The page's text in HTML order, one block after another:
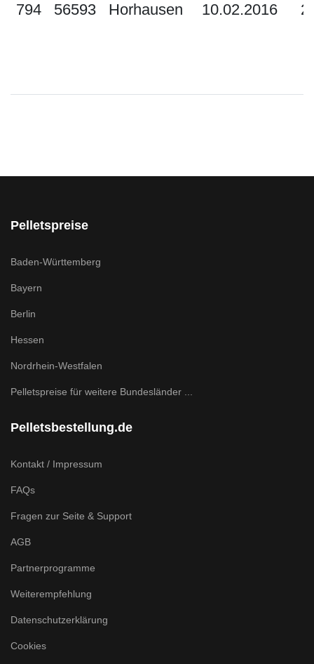
794 56593 Horhausen 10.02.2016 2
Pelletspreise
Baden-Württemberg
Bayern
Berlin
Hessen
Nordrhein-Westfalen
Pelletspreise für weitere Bundesländer ...
Pelletsbestellung.de
Kontakt / Impressum
FAQs
Fragen zur Seite & Support
AGB
Partnerprogramme
Weiterempfehlung
Datenschutzerklärung
Cookies